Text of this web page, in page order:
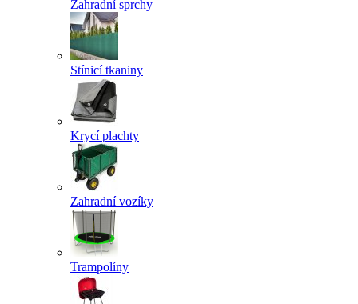
Zahradní sprchy
Stínicí tkaniny
Krycí plachty
Zahradní vozíky
Trampolíny